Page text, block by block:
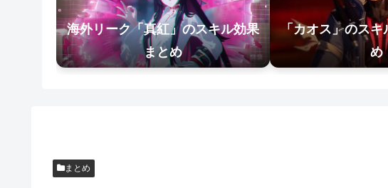
海外リーク「真紅」のスキル効果
まとめ
「カオス」のス
め
まとめ